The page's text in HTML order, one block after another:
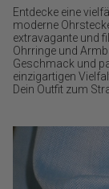
Entdecke eine
moderne
extravagante und
Ohrringe und
Geschmack und
einzigartigen
Dein Outfit zum